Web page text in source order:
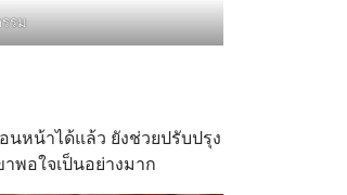
รม
หน้าได้แล้ว ยังช่วยปรับปรุง
พอใจเป็นอย่างมาก